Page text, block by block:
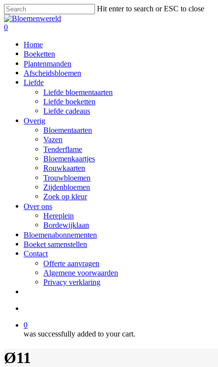
Skip
to
main
Hit enter to search or ESC to close
Close
Search
search
0
Home
Boeketten
Plantenmanden
Afscheidsbloemen
Liefde
Liefde bloementaarten
Liefde boeketten
Liefde cadeaus
Overig
Bloementaarten
Vazen
Tenderflame
Bloemenkaartjes
Rouwkaarten
Trouwbloemen
Zijdenbloemen
Zoek op kleur
Over ons
Hereplein
Bordewijklaan
Bloemenabonnementen
Boeket samenstellen
Contact
Offerte aanvragen
Algemene voorwaarden
Privacy verklaring
0
was successfully added to your cart.
Ø11